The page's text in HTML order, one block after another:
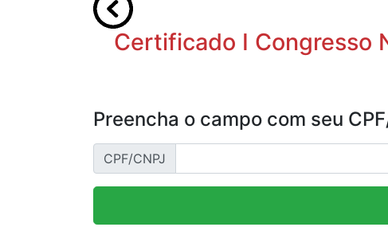
Certificado I Congresso
Preencha o campo com seu
CPF/CNPJ